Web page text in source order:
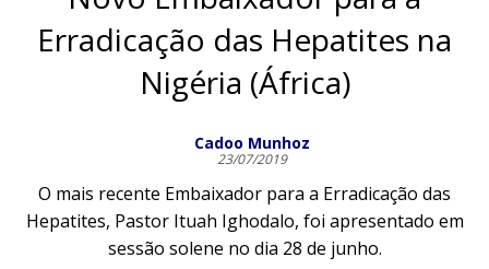
Erradicação das Hepatites na
Nigéria (África)
Cadoo Munhoz
23/07/2019
O mais recente Embaixador para a Erradicação das
Hepatites, Pastor Ituah Ighodalo, foi apresentado em
sessão solene no dia 28 de junho.